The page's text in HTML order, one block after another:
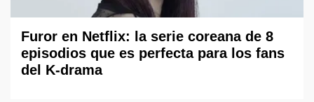
Furor en Netflix: la serie coreana de 8
episodios que es perfecta para los fans
del K-drama